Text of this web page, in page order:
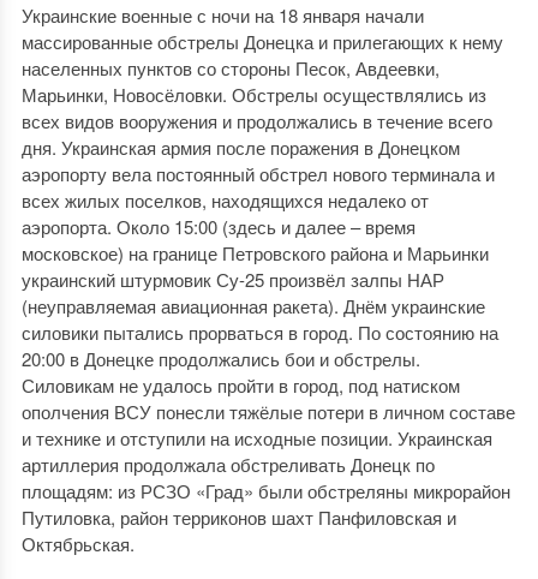
Украинские военные с ночи на 18 января начали
массированные обстрелы Донецка и прилегающих к нему
населенных пунктов со стороны Песок, Авдеевки,
Марьинки, Новосёловки. Обстрелы осуществлялись из
всех видов вооружения и продолжались в течение всего
дня. Украинская армия после поражения в Донецком
аэропорту вела постоянный обстрел нового терминала и
всех жилых поселков, находящихся недалеко от
аэропорта. Около 15:00 (здесь и далее – время
московское) на границе Петровского района и Марьинки
украинский штурмовик Су-25 произвёл залпы НАР
(неуправляемая авиационная ракета). Днём украинские
силовики пытались прорваться в город. По состоянию на
20:00 в Донецке продолжались бои и обстрелы.
Силовикам не удалось пройти в город, под натиском
ополчения ВСУ понесли тяжёлые потери в личном составе
и технике и отступили на исходные позиции. Украинская
артиллерия продолжала обстреливать Донецк по
площадям: из РСЗО «Град» были обстреляны микрорайон
Путиловка, район терриконов шахт Панфиловская и
Октябрьская.